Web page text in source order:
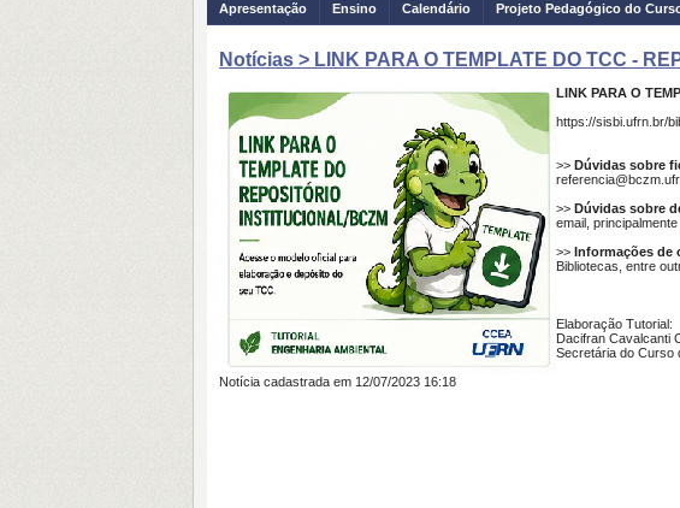
Apresentação Ensino Calendário Projeto Pedagógico do
Notícias > LINK PARA O TEMPLATE DO TCC -
LINK PARA O
https://sisbi.ufrn.br/
>> Dúvidas sobre
>> Dúvidas sobre
email,
>> Informações de
Bibliotecas, entre
Elaboração Tutorial:
Dacifran Cavalcanti
Secretária do Curso
Notícia cadastrada em 12/07/2023 16:18